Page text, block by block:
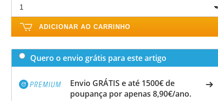
ADICIONAR AO CARRINHO
Quero o envio grátis para este artigo
Envio GRÁTIS e até 1500€ de
poupança por apenas 8,90€/ano.